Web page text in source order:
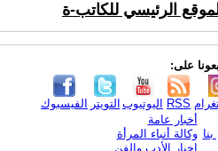
الرئيسي للكاتب-ة
على:
الفيسبوك التويتر اليوتيوب RSS
أخبار عامة
وكالة أنباء المرأة
اخبار الأدب والفن